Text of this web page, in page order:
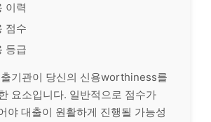
이력
점수
등급
기관이 당신의 신용worthiness를
요소입니다. 일반적으로 점수가
야 대출이 원활하게 진행될 가능성